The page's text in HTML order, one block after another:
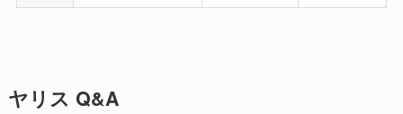
ヤリス Q&A